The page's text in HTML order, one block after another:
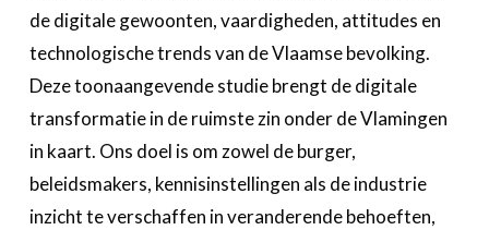
de digitale gewoonten, vaardigheden, attitudes en
technologische trends van de Vlaamse bevolking.
Deze toonaangevende studie brengt de digitale
transformatie in de ruimste zin onder de Vlamingen
in kaart. Ons doel is om zowel de burger,
beleidsmakers, kennisinstellingen als de industrie
inzicht te verschaffen in veranderende behoeften,